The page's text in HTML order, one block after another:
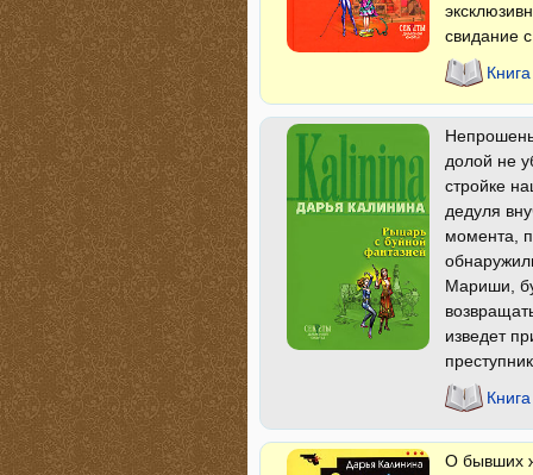
свидание
долой не
стройке
дедуля
момента,
Мариши,
изведет
О бывших